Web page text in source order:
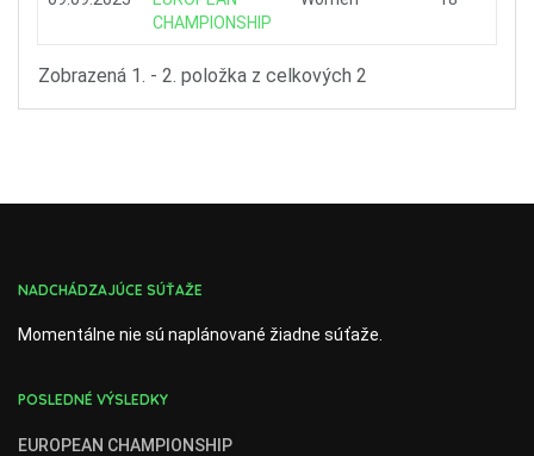
CHAMPIONSHIP
Zobrazená 1. - 2. položka z celkových 2
NADCHÁDZAJÚCE SÚŤAŽE
Momentálne nie sú naplánované žiadne súťaže.
POSLEDNÉ VÝSLEDKY
EUROPEAN CHAMPIONSHIP